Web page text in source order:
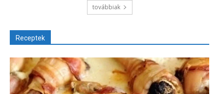
továbbiak
Receptek